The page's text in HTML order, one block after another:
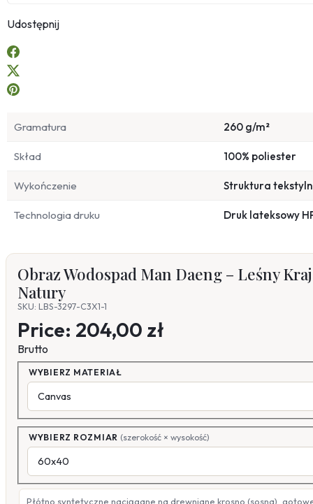
Udostępnij
Gramatura 260 g/m²
Skład 100% poliester
Wykończenie Struktura
Technologia druku Druk lateksowy
Obraz Wodospad Man Daeng – Leśny
Natury
SKU: LBS-3297-C3X1-1
Price: 204,00 zł
Brutto
WYBIERZ MATERIAŁ
WYBIERZ ROZMIAR (szerokość × wysokość)
Płótno syntetyczne naciągane na drewniane krosno (sosna),